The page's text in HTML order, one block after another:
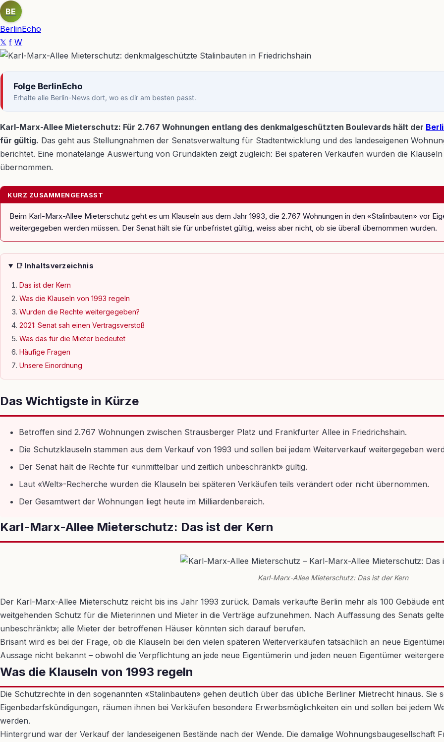
BE
BerlinEcho
𝕏 f W
Folge BerlinEcho
Erhalte alle Berlin-News dort, wo es dir am besten passt.
Karl-Marx-Allee Mieterschutz: Für 2.767 Wohnungen entlang des denkmalgeschützten Boulevards hält der
für gültig. Das geht aus Stellungnahmen der Senatsverwaltung für Stadtentwicklung und des landeseigenen
berichtet. Eine monatelange Auswertung von Grundakten zeigt zugleich: Bei späteren Verkäufen wurden die
übernommen.
KURZ ZUSAMMENGEFASST
Beim Karl-Marx-Allee Mieterschutz geht es um Klauseln aus dem Jahr 1993, die 2.767 Wohnungen in den «Stalinbauten» vor
weitergegeben werden müssen. Der Senat hält sie für unbefristet gültig, weiss aber nicht, ob sie überall übernommen wurden.
📑 Inhaltsverzeichnis
Das ist der Kern
Was die Klauseln von 1993 regeln
Wurden die Rechte weitergegeben?
2021: Senat sah einen Vertragsverstoß
Was das für die Mieter bedeutet
Häufige Fragen
Unsere Einordnung
Das Wichtigste in Kürze
Betroffen sind 2.767 Wohnungen zwischen Strausberger Platz und Frankfurter Allee in Friedrichshain.
Die Schutzklauseln stammen aus dem Verkauf von 1993 und sollen bei jedem Weiterverkauf weitergegeben
Der Senat hält die Rechte für «unmittelbar und zeitlich unbeschränkt» gültig.
Laut «Welt»-Recherche wurden die Klauseln bei späteren Verkäufen teils verändert oder nicht übernommen.
Der Gesamtwert der Wohnungen liegt heute im Milliardenbereich.
Karl-Marx-Allee Mieterschutz: Das ist der Kern
Karl-Marx-Allee Mieterschutz: Das ist der Kern
Der Karl-Marx-Allee Mieterschutz reicht bis ins Jahr 1993 zurück. Damals verkaufte Berlin mehr als 100 Gebäude
weitgehenden Schutz für die Mieterinnen und Mieter in die Verträge aufzunehmen. Nach Auffassung des Senats
unbeschränkt»; alle Mieter der betroffenen Häuser könnten sich darauf berufen.
Brisant wird es bei der Frage, ob die Klauseln bei den vielen späteren Weiterverkäufen tatsächlich an neue
Aussage nicht bekannt – obwohl die Verpflichtung an jede neue Eigentümerin und jeden neuen Eigentümer
Was die Klauseln von 1993 regeln
Die Schutzrechte in den sogenannten «Stalinbauten» gehen deutlich über das übliche Berliner Mietrecht hinaus.
Eigenbedarfskündigungen, räumen ihnen bei Verkäufen besondere Erwerbsmöglichkeiten ein und sollen bei jedem
werden.
Hintergrund war der Verkauf der landeseigenen Bestände nach der Wende. Die damalige Wohnungsbaugesellschaft